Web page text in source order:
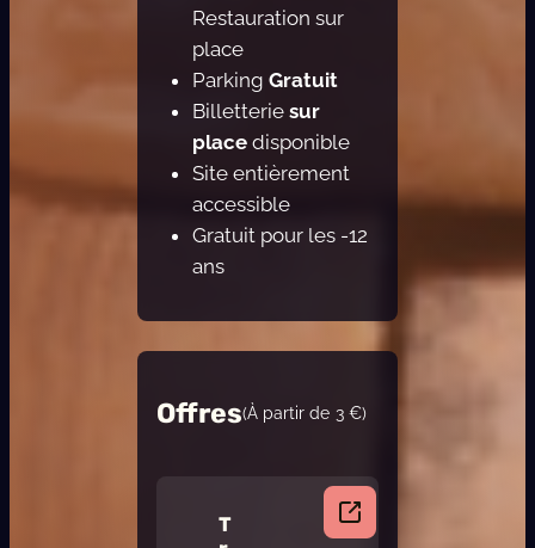
Restauration sur
place
ParkingGratuit
Billetteriesur
place disponible
Site entièrement
accessible
Gratuit pour les -12
ans
Offres(À partir de 3 €)
T